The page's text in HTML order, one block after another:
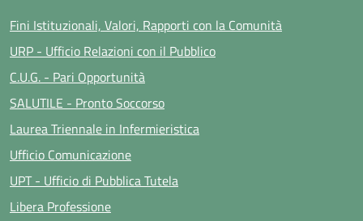
Fini Istituzionali, Valori, Rapporti con la Comunità
URP - Ufficio Relazioni con il Pubblico
C.U.G. - Pari Opportunità
SALUTILE - Pronto Soccorso
Laurea Triennale in Infermieristica
Ufficio Comunicazione
UPT - Ufficio di Pubblica Tutela
Libera Professione